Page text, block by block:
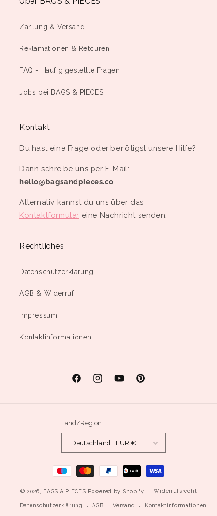
Zahlung & Versand
Reklamationen & Retouren
FAQ - Häufig gestellte Fragen
Jobs bei BAGS & PIECES
Kontakt
Du hast eine Frage oder benötigst unsere Hilfe?
Dann schreibe uns per E-Mail:
hello@bagsandpieces.co
Alternativ kannst du uns über das
Kontaktformular eine Nachricht senden.
Rechtliches
Datenschutzerklärung
AGB & Widerruf
Impressum
Kontaktinformationen
FacebookInstagramYouTubePinterest
Land/Region
Deutschland | EUR €
Zahlungsmethoden
© 2026, BAGS & PIECES Powered by Shopify Widerrufsrecht
Datenschutzerklärung AGB Versand Kontaktinformationen